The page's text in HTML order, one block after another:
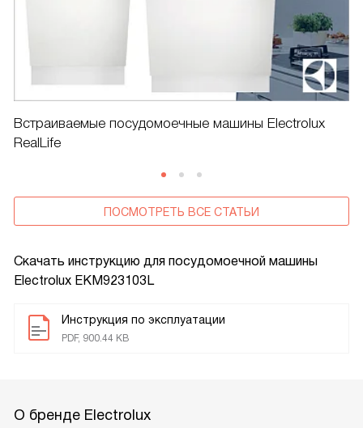
Скачать инструкцию для посудомоечной машины
Electrolux EKM923103L
Инструкция по эксплуатации
PDF, 900.44 KB
Встраиваемые посудомоечные машины Electrolux
RealLife
ПОСМОТРЕТЬ ВСЕ СТАТЬИ
О бренде Electrolux